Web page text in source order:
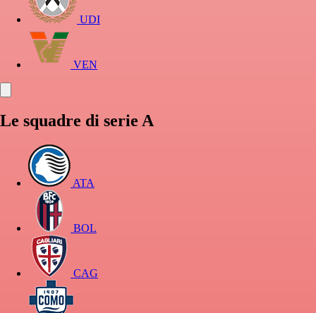
UDI
VEN
Le squadre di serie A
ATA
BOL
CAG